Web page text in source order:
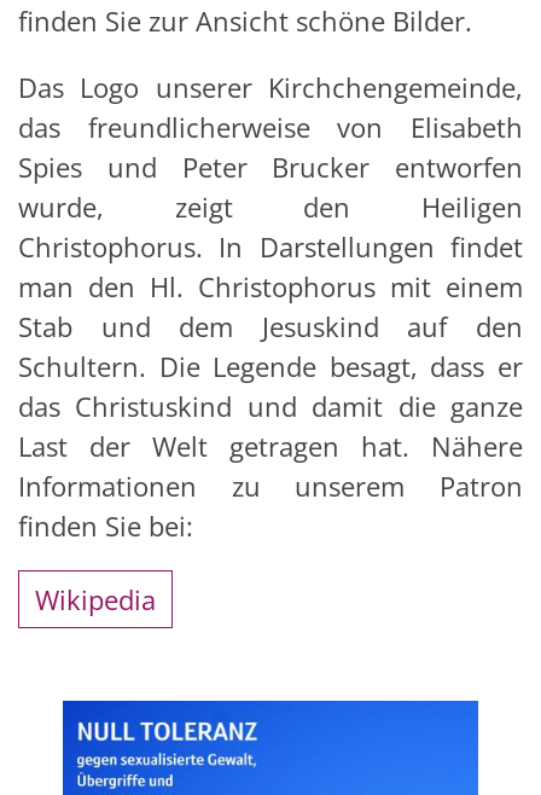
finden Sie zur Ansicht schöne Bilder.
Das Logo unserer Kirchchengemeinde,
das freundlicherweise von Elisabeth
Spies und Peter Brucker entworfen
wurde, zeigt den Heiligen
Christophorus. In Darstellungen findet
man den Hl. Christophorus mit einem
Stab und dem Jesuskind auf den
Schultern. Die Legende besagt, dass er
das Christuskind und damit die ganze
Last der Welt getragen hat. Nähere
Informationen zu unserem Patron
finden Sie bei:
Wikipedia